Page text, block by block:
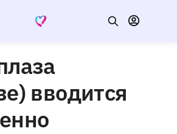
вводится